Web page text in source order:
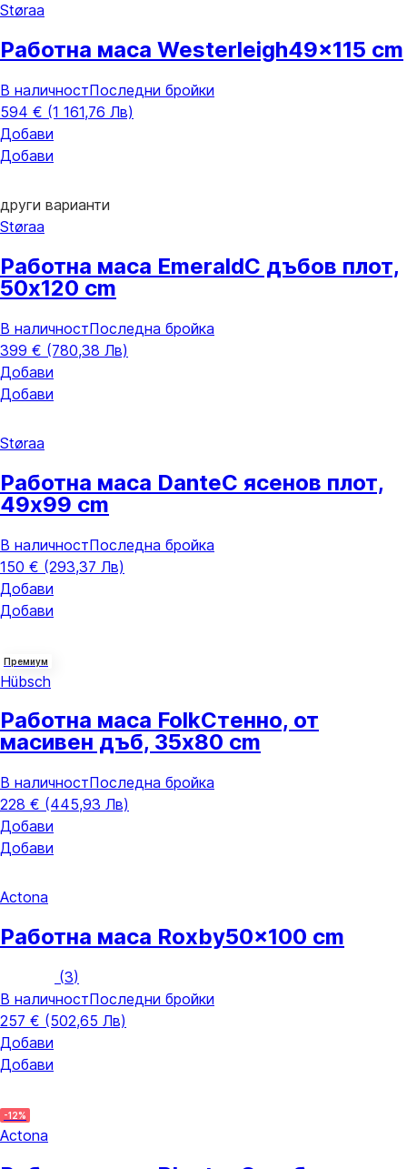
Støraa
Работна маса Westerleigh49x115 cm
В наличностПоследни бройки
594 € (1 161,76 Лв)
Добави
Добави
други варианти
Støraa
Работна маса EmeraldС дъбов плот,
50x120 cm
В наличностПоследна бройка
399 € (780,38 Лв)
Добави
Добави
Støraa
Работна маса DanteС ясенов плот,
49x99 cm
В наличностПоследна бройка
150 € (293,37 Лв)
Добави
Добави
Премиум
Hübsch
Работна маса FolkСтенно, от
масивен дъб, 35x80 cm
В наличностПоследна бройка
228 € (445,93 Лв)
Добави
Добави
Actona
Работна маса Roxby50x100 cm
(3)
В наличностПоследни бройки
257 € (502,65 Лв)
Добави
Добави
-12%
Actona